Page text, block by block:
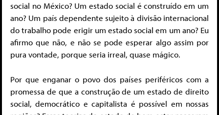
social no México? Um estado social é construído em um
ano? Um país dependente sujeito à divisão internacional
do trabalho pode erigir um estado social em um ano? Eu
afirmo que não, e não se pode esperar algo assim por
pura vontade, porque seria irreal, quase mágico.
Por que enganar o povo dos países periféricos com a
promessa de que a construção de um estado de direito
social, democrático e capitalista é possível em nossas